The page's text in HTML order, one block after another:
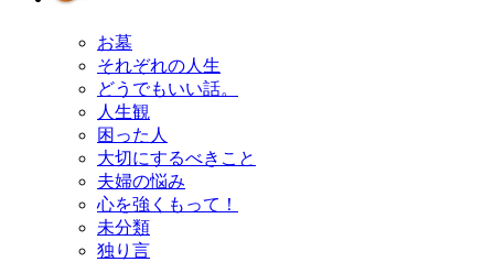
お墓
それぞれの人生
どうでもいい話。
人生観
困った人
大切にするべきこと
夫婦の悩み
心を強くもって！
未分類
独り言